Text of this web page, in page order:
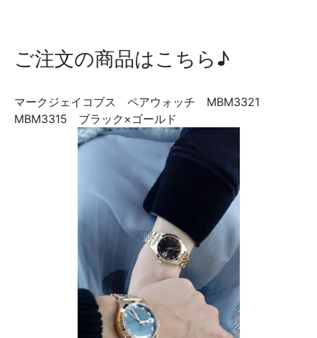
ご注文の商品はこちら♪
マークジェイコブス ペアウォッチ MBM3321
MBM3315 ブラック×ゴールド